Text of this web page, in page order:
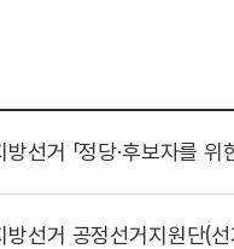
선거 「정당·후보자를 위
방선거 공정선거지원단(